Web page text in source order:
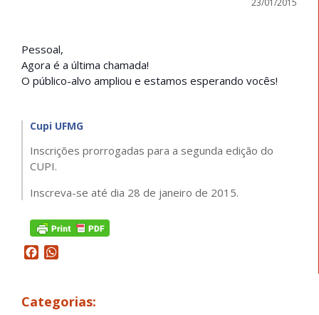
Pessoal,
Agora é a última chamada!
O público-alvo ampliou e estamos esperando vocês!
Cupi UFMG
Inscrições prorrogadas para a segunda edição do
CUPI.
Inscreva-se até dia 28 de janeiro de 2015.
Facebook
Categorias: